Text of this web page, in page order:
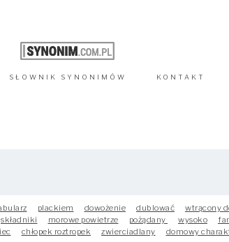
SŁOWNIK SYNONIMÓW KONTAKT
plackiem dowożenie dublować
wtrącony
składniki morowe powietrze pożądany wysoko
chłopek roztropek zwierciadlany
domowy